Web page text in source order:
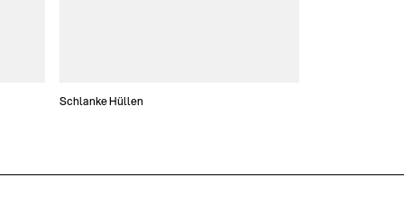
Schlanke Hüllen